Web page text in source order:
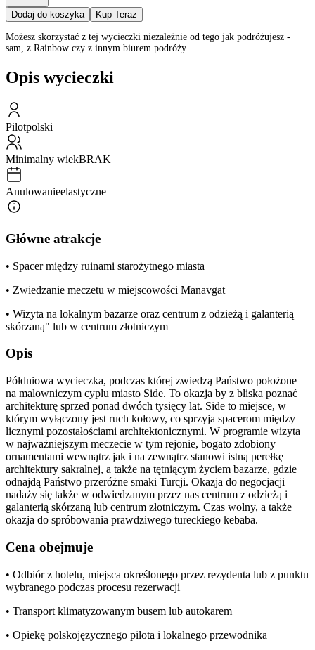
Dodaj do koszyka Kup Teraz
Możesz skorzystać z tej wycieczki niezależnie od tego jak podróżujesz -
sam, z Rainbow czy z innym biurem podróży
Opis wycieczki
Pilotpolski
Minimalny wiekBRAK
Anulowanieelastyczne
Główne atrakcje
• Spacer między ruinami starożytnego miasta
• Zwiedzanie meczetu w miejscowości Manavgat
• Wizyta na lokalnym bazarze oraz centrum z odzieżą i galanterią
skórzaną" lub w centrum złotniczym
Opis
Półdniowa wycieczka, podczas której zwiedzą Państwo położone
na malowniczym cyplu miasto Side. To okazja by z bliska poznać
architekturę sprzed ponad dwóch tysięcy lat. Side to miejsce, w
którym wyłączony jest ruch kołowy, co sprzyja spacerom między
licznymi pozostałościami architektonicznymi. W programie wizyta
w najważniejszym meczecie w tym rejonie, bogato zdobiony
ornamentami wewnątrz jak i na zewnątrz stanowi istną perełkę
architektury sakralnej, a także na tętniącym życiem bazarze, gdzie
odnajdą Państwo przeróżne smaki Turcji. Okazja do negocjacji
nadaży się także w odwiedzanym przez nas centrum z odzieżą i
galanterią skórzaną lub centrum złotniczym. Czas wolny, a także
okazja do spróbowania prawdziwego tureckiego kebaba.
Cena obejmuje
• Odbiór z hotelu, miejsca określonego przez rezydenta lub z punktu
wybranego podczas procesu rezerwacji
• Transport klimatyzowanym busem lub autokarem
• Opiekę polskojęzycznego pilota i lokalnego przewodnika